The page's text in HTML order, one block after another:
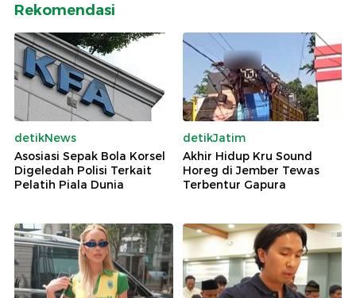
Rekomendasi
detikNews
Asosiasi Sepak Bola Korsel
Digeledah Polisi Terkait
Pelatih Piala Dunia
detikJatim
Akhir Hidup Kru Sound
Horeg di Jember Tewas
Terbentur Gapura